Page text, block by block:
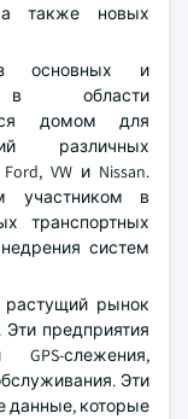
а также новых
основных и
в области
домом для
различных
VW и Nissan.
участником в
транспортных
систем
рынок
Эти предприятия
слежения,
Эти
данные, которые